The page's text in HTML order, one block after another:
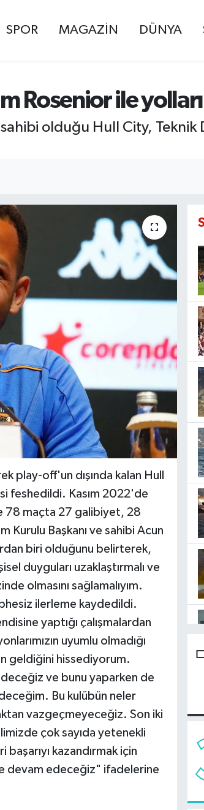
SPOR MAGAZİN DÜNYA
Rosenior ile yolları
olduğu Hull City, Teknik
play-off'un dışında kalan Hull
feshedildi. Kasım 2022'de
78 maçta 27 galibiyet, 28
Kurulu Başkanı ve sahibi Acun
biri olduğunu belirterek,
duyguları uzaklaştırmalı ve
olmasını sağlamalıyım.
ilerleme kaydedildi.
yaptığı çalışmalardan
uyumlu olmadığı
geldiğini hissediyorum.
ve bunu yaparken de
Bu kulübün neler
vazgeçmeyeceğiz. Son iki
çok sayıda yetenekli
kazandırmak için
devam edeceğiz" ifadelerine